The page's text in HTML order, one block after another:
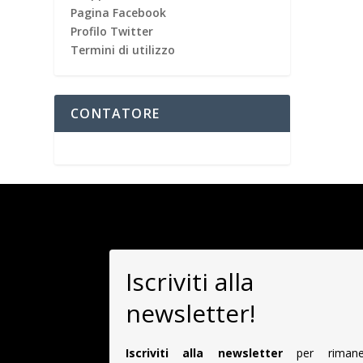
Pagina Facebook
Profilo Twitter
Termini di utilizzo
CONTATORE
Iscriviti alla
newsletter!
Iscriviti alla newsletterper